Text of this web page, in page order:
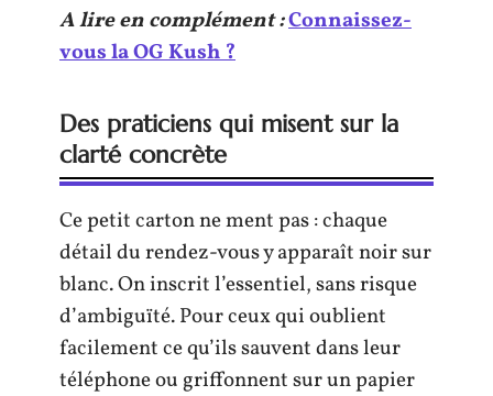
A lire en complément :Connaissez-
vous la OG Kush ?
Des praticiens qui misent sur la
clarté concrète
Ce petit carton ne ment pas : chaque
détail du rendez-vous y apparaît noir sur
blanc. On inscrit l’essentiel, sans risque
d’ambiguïté. Pour ceux qui oublient
facilement ce qu’ils sauvent dans leur
téléphone ou griffonnent sur un papier